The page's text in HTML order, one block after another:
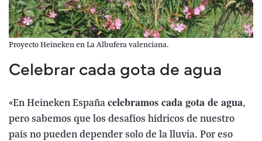
Proyecto Heineken en La Albufera valenciana.
Celebrar cada gota de agua
«En Heineken España celebramos cada gota de agua,
pero sabemos que los desafíos hídricos de nuestro
país no pueden depender solo de la lluvia. Por eso